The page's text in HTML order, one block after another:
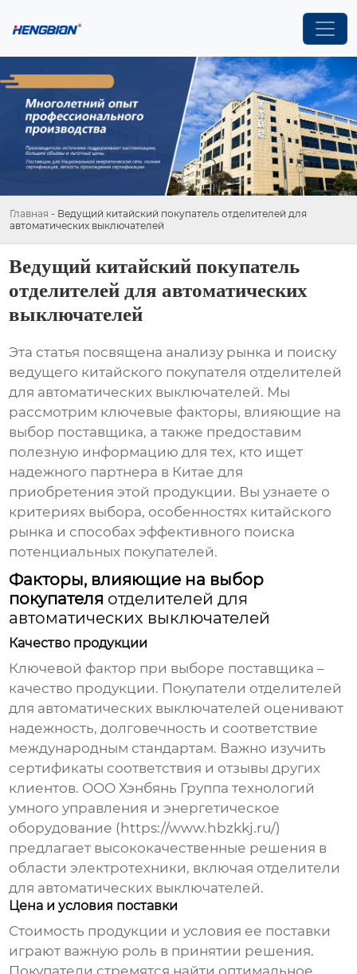
Главная - Ведущий китайский покупатель отделителей для
автоматических выключателей
Ведущий китайский покупатель
отделителей для автоматических
выключателей
Эта статья посвящена анализу рынка и поиску
ведущего китайского покупателя отделителей
для автоматических выключателей. Мы
рассмотрим ключевые факторы, влияющие на
выбор поставщика, а также предоставим
полезную информацию для тех, кто ищет
надежного партнера в Китае для
приобретения этой продукции. Вы узнаете о
критериях выбора, особенностях китайского
рынка и способах эффективного поиска
потенциальных покупателей.
Факторы, влияющие на выбор
покупателя отделителей для
автоматических выключателей
Качество продукции
Ключевой фактор при выборе поставщика –
качество продукции. Покупатели отделителей
для автоматических выключателей оценивают
надежность, долговечность и соответствие
международным стандартам. Важно изучить
сертификаты соответствия и отзывы других
клиентов. ООО Хэнбянь Группа технологий
умного управления и энергетическое
оборудование ( https://www.hbzkkj.ru/)
предлагает высококачественные решения в
области электротехники, включая отделители
для автоматических выключателей.
Цена и условия поставки
Стоимость продукции и условия ее поставки
играют важную роль в принятии решения.